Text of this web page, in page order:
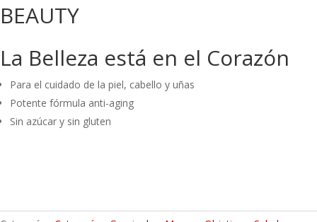
BEAUTY
La Belleza está en el Corazón
Para el cuidado de la piel, cabello y uñas
Potente fórmula anti-aging
Sin azúcar y sin gluten